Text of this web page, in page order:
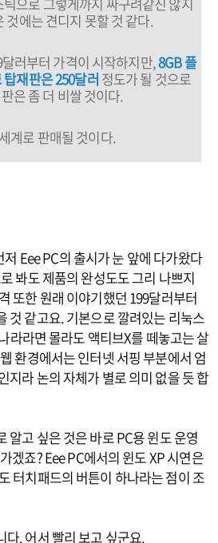
것에는 견디지 못할 것 같다.
달러부터 가격이 시작하지만,8GB 플
재판은 250달러정도가 될 것으로
은 좀 더 비쌀 것이다.
계로 판매될 것이다.
Eee PC의 출시가 눈 앞에 다가왔다
봐도 제품의 완성도도 그리 나쁘지
또한 원래 이야기했던 199달러부터
것 같고요. 기본으로 깔려있는 리눅스
라라면 몰라도 액티브X를 떼놓고는 살
환경에서는 인터넷 서핑 부분에서 엄
지라 논의 자체가 별로 의미 없을 듯 합
알고 싶은 것은 바로 PC용 윈도 운영
겠죠? Eee PC에서의 윈도 XP 시연은
터치패드의 버튼이 하나라는 점이 조
. 어서 빨리 보고 싶군요.